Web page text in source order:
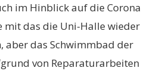
im Hinblick auf die Corona
mit das die Uni-Halle wieder
aber das Schwimmbad der
von Reparaturarbeiten